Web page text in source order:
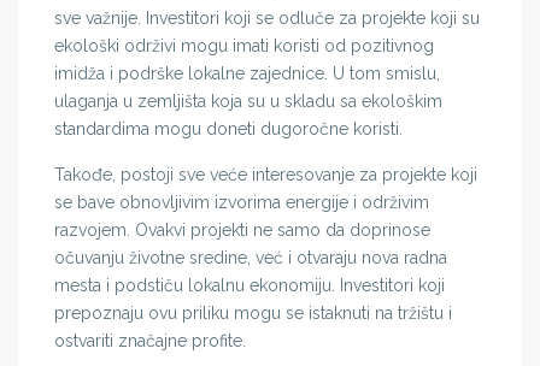
sve važnije. Investitori koji se odluče za projekte koji su
ekološki održivi mogu imati koristi od pozitivnog
imidža i podrške lokalne zajednice. U tom smislu,
ulaganja u zemljišta koja su u skladu sa ekološkim
standardima mogu doneti dugoročne koristi.
Takođe, postoji sve veće interesovanje za projekte koji
se bave obnovljivim izvorima energije i održivim
razvojem. Ovakvi projekti ne samo da doprinose
očuvanju životne sredine, već i otvaraju nova radna
mesta i podstiču lokalnu ekonomiju. Investitori koji
prepoznaju ovu priliku mogu se istaknuti na tržištu i
ostvariti značajne profite.